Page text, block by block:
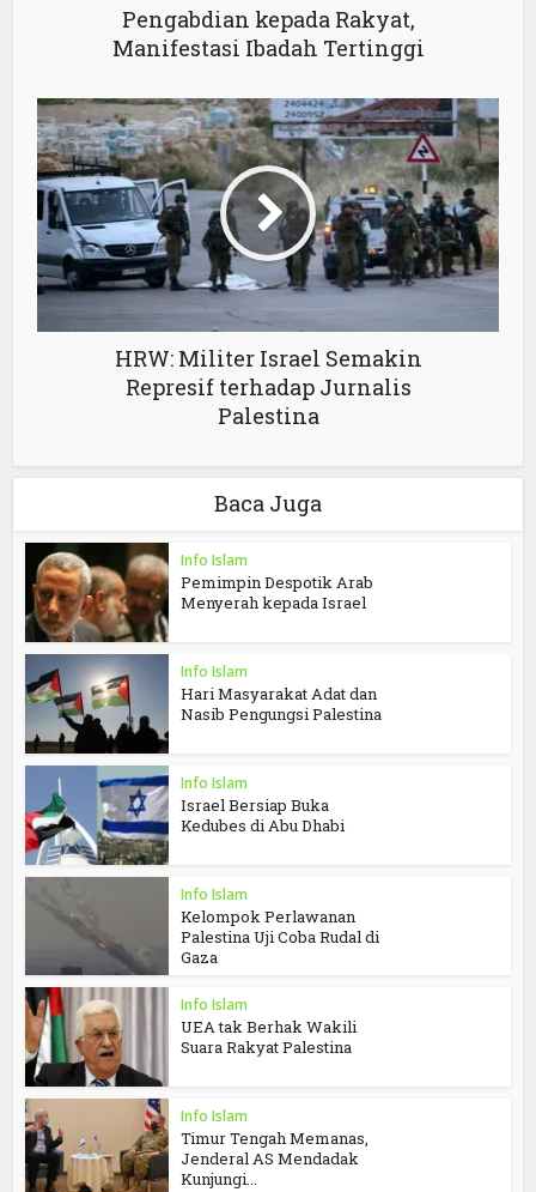
Pengabdian kepada Rakyat,
Manifestasi Ibadah Tertinggi
HRW: Militer Israel Semakin
Represif terhadap Jurnalis
Palestina
Baca Juga
Info Islam
Pemimpin Despotik Arab
Menyerah kepada Israel
Info Islam
Hari Masyarakat Adat dan
Nasib Pengungsi Palestina
Info Islam
Israel Bersiap Buka
Kedubes di Abu Dhabi
Info Islam
Kelompok Perlawanan
Palestina Uji Coba Rudal di
Gaza
Info Islam
UEA tak Berhak Wakili
Suara Rakyat Palestina
Info Islam
Timur Tengah Memanas,
Jenderal AS Mendadak
Kunjungi...